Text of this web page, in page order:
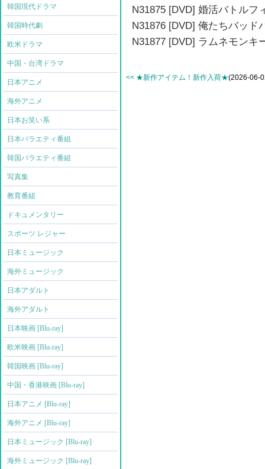
韓国現代ドラマ
韓国時代劇
欧米ドラマ
中国・台湾ドラマ
日本アニメ
海外アニメ
日本お笑い系
日本バラエティ番組
韓国バラエティ番組
写真集
教育番組
ドキュメンタリー
スポーツ レジャー
日本ミュージック
海外ミュージック
日本アダルト
海外アダルト
日本映画 [Blu-ray]
欧米映画 [Blu-ray]
韓国映画 [Blu-ray]
中国・香港映画 [Blu-ray]
日本アニメ [Blu-ray]
海外アニメ [Blu-ray]
日本ミュージック [Blu-ray]
海外ミュージック [Blu-ray]
N31875 [DVD] 婚活バトルフ
N31876 [DVD] 俺たちバッド
N31877 [DVD] ラムネモンキ
<< ★新作アイテム！新作入荷★(2026-06-